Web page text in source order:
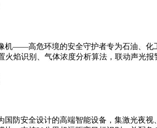
机——高危环境的安全守护者专为石油、化
火焰识别、气体浓度分析算法，联动声光
国防安全设计的高端智能设备，集激光夜